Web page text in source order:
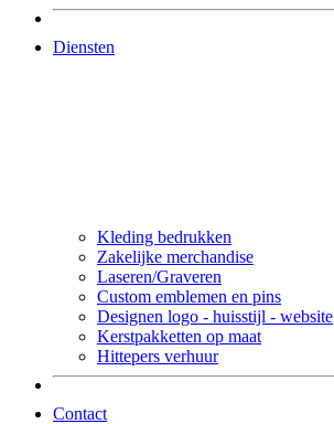
Diensten
Kleding bedrukken
Zakelijke merchandise
Laseren/Graveren
Custom emblemen en pins
Designen logo - huisstijl - website
Kerstpakketten op maat
Hittepers verhuur
Contact